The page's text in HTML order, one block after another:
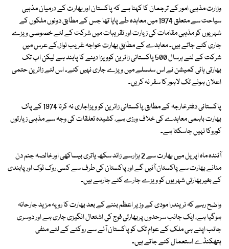
وزارت مذہبی امور کے ترجمان کا کہنا ہے کہ پاکستان اور بھارت کے درمیان مذہبی
سیاحت سے متعلق 1974 میں معاہدہ طے پایا تھا جس کے مطابق دونوں ملکوں کے
شہریوں کو مذہبی مقامات کی زیارت اور تقریبات میں شرکت کے لئے خصوصی ویزے
جاری کئے جاتے ہیں۔ معاہدے کے مطابق بھارت خواجہ غریب نواز ؒ کے عرس میں
شرکت کے لئے ہرسال 500 پاکستانی زائرین کوویزا دینے کا پابند ہے لیکن اب تک
بھارتی ہائی کمیشن نے اس سلسلے میں ویزے جاری نہیں کئے۔ اس لئے زائرین حتمی
اعلان ہونے تک لاہور کا سفر نہ کریں۔
پاکستانی دفترخارجہ کے مطابق پاکستانی زائرین کو ویزاجاری نہ کرنا 1974 کے پاک
بھارت باہمی معاہدے کی خلاف ورزی ہے، کشیدہ تعلقات کی وجہ سے مذہبی زیارتوں
کوروکا نہیں جاسکتا ہے۔
آئندہ ماہ اپریل میں بھارت سے 2 ہزارسے زائد سکھ یاتری بیساکھی اورخالصہ جنم دن
منانے بھارت سے پاکستان آئیں گے اورپاکستان کی طرف سے کسی روک ٹوک اورپابندی
کے بغیربھارتی شہریوں کو ویزے جارے کئے جارہے ہیں۔
واضح رہے کہ نریندرا مودی کے وزیر اعظم بننے کے بعد بھارت کا رویہ مزید جارحانہ
ہوگیا ہے، ایک جانب سرحدوں پربھارتی فوج کی اشتعال انگیزی جاری ہے اور دوسری
جانب اپنے ہی ملک کے عوام تک کو پاکستان آنے سے روکنے کے لئے منفی
ہتھکنڈے استعمال کئے جاتے ہیں۔